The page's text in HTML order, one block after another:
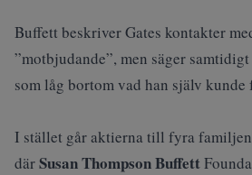
Buffett beskriver Gates kontakter
”motbjudande”, men säger
som låg bortom vad han själv kunde
I stället går aktierna till fyra
därSusan Thompson Buffett